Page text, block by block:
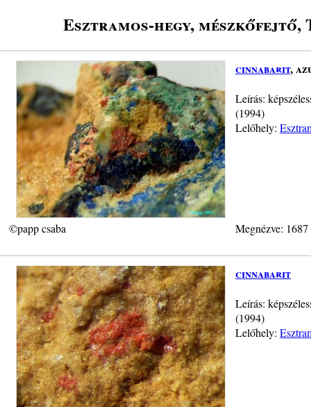
Esztramos-hegy,
cinnabarit,
Leírás:
(1994)
Lelőhely:
©papp csaba Megnézve:
cinnabarit
Leírás:
(1994)
Lelőhely: